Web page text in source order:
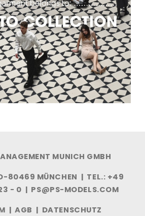
MUNICH GMBH
80469 MÜNCHEN | TEL.: +49
- 0 | PS@PS-MODELS.COM
|AGB | DATENSCHUTZ